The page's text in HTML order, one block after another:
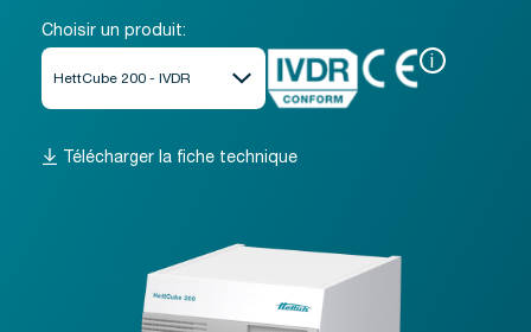
À propos
Actualités et Événements
Télécharger
Choisir un produit:
i
Télécharger la fiche technique